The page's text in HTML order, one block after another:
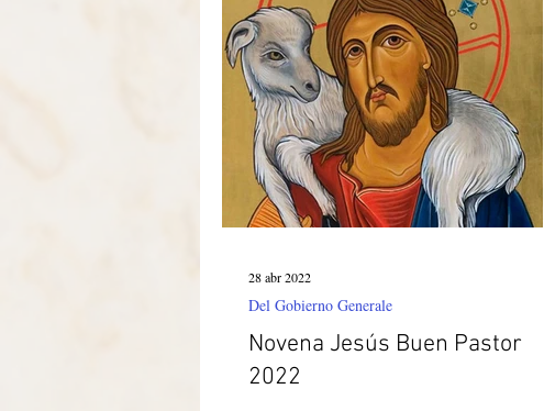
Novena Jesús Buen Pastor
2022
Del Gobierno Generale
28 abr 2022